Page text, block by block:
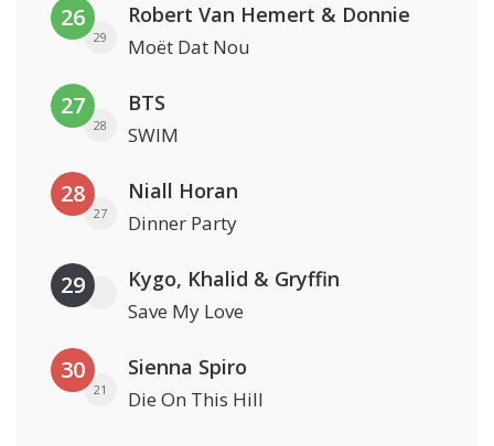
26
29
Robert Van Hemert & Donnie
Moët Dat Nou
27
28
BTS
SWIM
28
27
Niall Horan
Dinner Party
29 Kygo, Khalid & Gryffin
Save My Love
30
21
Sienna Spiro
Die On This Hill